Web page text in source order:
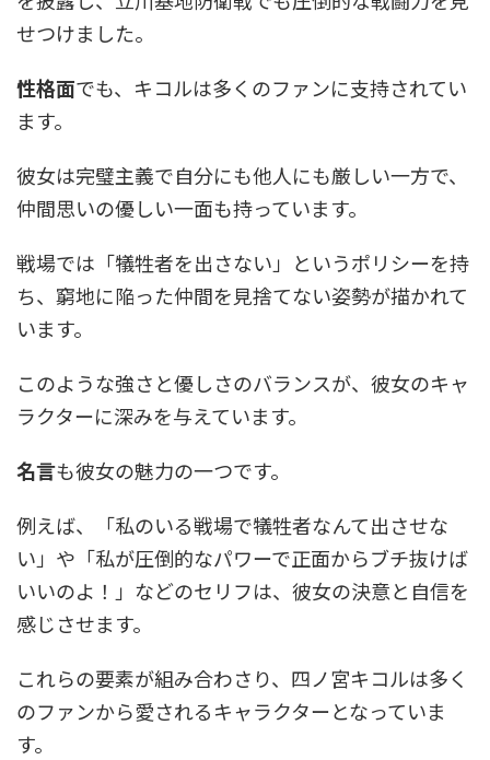
せつけました。
性格面でも、キコルは多くのファンに支持されてい
ます。
彼女は完璧主義で自分にも他人にも厳しい一方で、
仲間思いの優しい一面も持っています。
戦場では「犠牲者を出さない」というポリシーを持
ち、窮地に陥った仲間を見捨てない姿勢が描かれて
います。
このような強さと優しさのバランスが、彼女のキャ
ラクターに深みを与えています。
名言も彼女の魅力の一つです。
例えば、「私のいる戦場で犠牲者なんて出させな
い」や「私が圧倒的なパワーで正面からブチ抜けば
いいのよ！」などのセリフは、彼女の決意と自信を
感じさせます。
これらの要素が組み合わさり、四ノ宮キコルは多く
のファンから愛されるキャラクターとなっていま
す。